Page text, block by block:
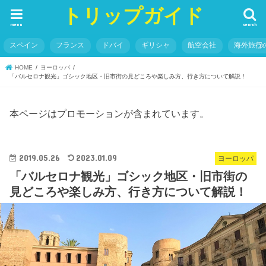
トリップガイド search
menu
スペイン フランス ドバイ ギリシャ 航空会社 海外旅行
HOME
ヨーロッパ
「バルセロナ観光」ゴシック地区・旧市街の見どころや楽しみ方、行き方について解説！
本ページはプロモーションが含まれています。
ヨーロッパ
2019.05.26 2023.01.09
「バルセロナ観光」ゴシック地区・旧市街の
見どころや楽しみ方、行き方について解説！